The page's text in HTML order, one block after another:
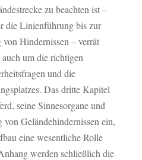
zu beachten ist –
die Linienführung bis zur
Hindernissen – verrät
um die richtigen
und die
Das dritte Kapitel
seine Sinnesorgane und
Geländehindernissen ein,
eine wesentliche Rolle
werden schließlich die